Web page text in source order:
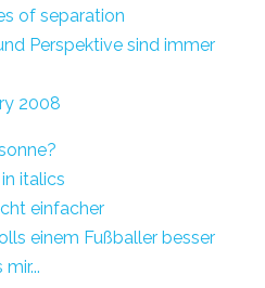
of separation
Perspektive sind immer
2008
italics
einfacher
einem Fußballer besser